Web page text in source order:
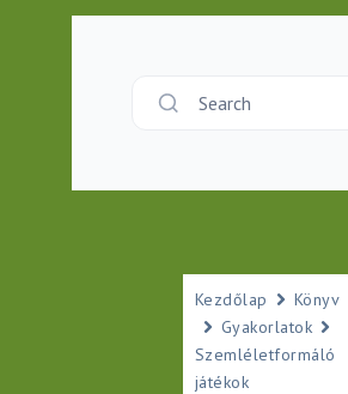
Search
Kezdőlap
Könyv
Gyakorlatok
Szemléletformáló
játékok